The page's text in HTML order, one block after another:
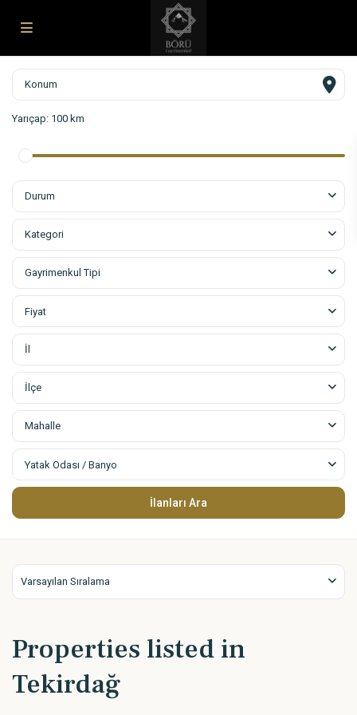
Yarıçap: 100 km
Durum
Kategori
Gayrimenkul Tipi
Fiyat
İl
İlçe
Mahalle
Yatak Odası / Banyo
Varsayılan Sıralama
Properties listed in
Tekirdağ